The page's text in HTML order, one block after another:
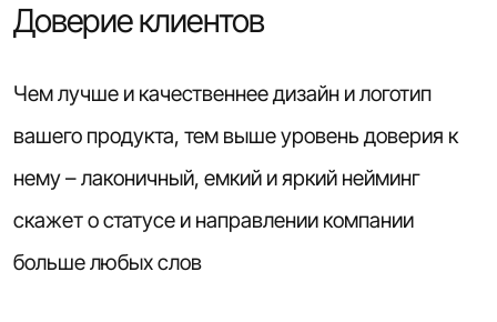
Доверие клиентов
Чем лучше и качественнее дизайн и логотип
вашего продукта, тем выше уровень доверия к
нему – лаконичный, емкий и яркий нейминг
скажет о статусе и направлении компании
больше любых слов